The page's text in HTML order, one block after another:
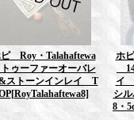
Roy・Talahaftewa
ゥーファーオーバレ
ストーンインレイ T
[RoyTalahaftewa8]
ホ
イ
シ
8・